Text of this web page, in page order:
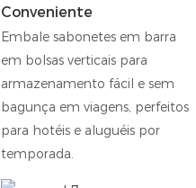
Conveniente
Embale sabonetes em barra
em bolsas verticais para
armazenamento fácil e sem
bagunça em viagens, perfeitos
para hotéis e aluguéis por
temporada.